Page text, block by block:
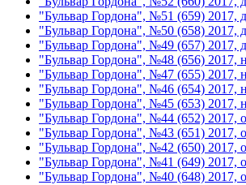
"Бульвар Гордона", №51 (659) 2017,
"Бульвар Гордона", №50 (658) 2017,
"Бульвар Гордона", №49 (657) 2017,
"Бульвар Гордона", №48 (656) 2017,
"Бульвар Гордона", №47 (655) 2017,
"Бульвар Гордона", №46 (654) 2017,
"Бульвар Гордона", №45 (653) 2017,
"Бульвар Гордона", №44 (652) 2017,
"Бульвар Гордона", №43 (651) 2017,
"Бульвар Гордона", №42 (650) 2017,
"Бульвар Гордона", №41 (649) 2017,
"Бульвар Гордона", №40 (648) 2017,